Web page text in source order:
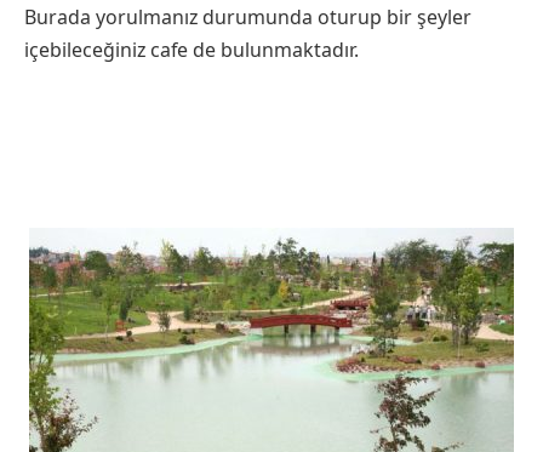
Burada yorulmanız durumunda oturup bir şeyler
içebileceğiniz cafe de bulunmaktadır.